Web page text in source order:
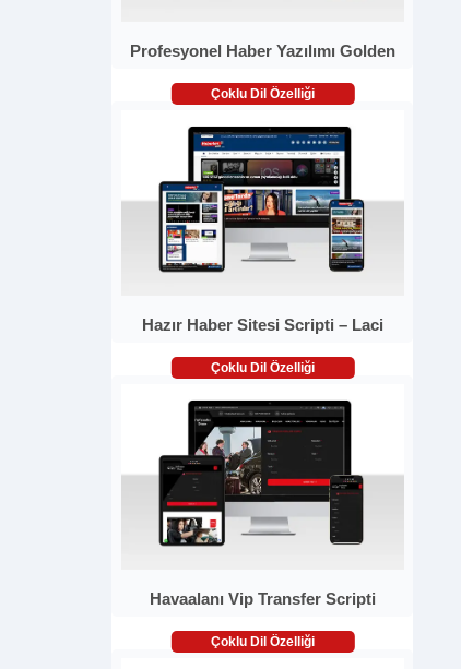
Profesyonel Haber Yazılımı Golden
Çoklu Dil Özelliği
Hazır Haber Sitesi Scripti – Laci
Çoklu Dil Özelliği
Havaalanı Vip Transfer Scripti
Çoklu Dil Özelliği